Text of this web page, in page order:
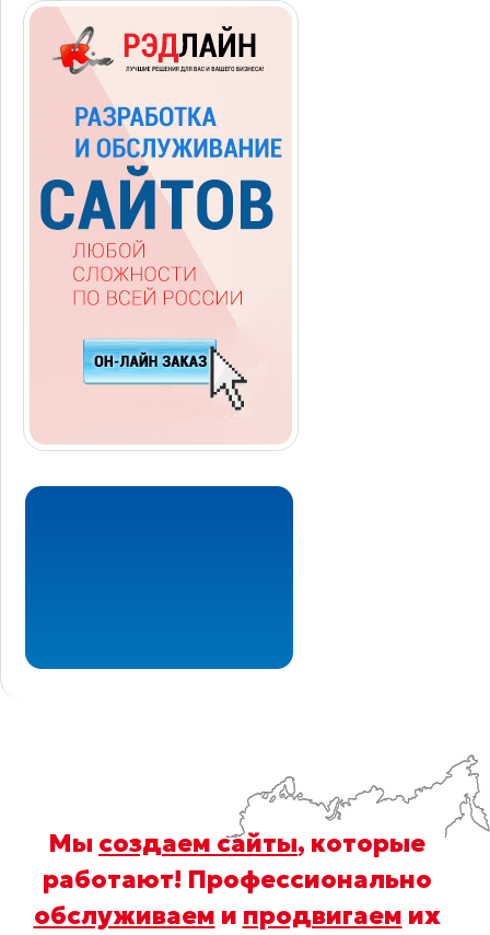
Мы создаем сайты, которые
работают! Профессионально
обслуживаем и продвигаем их